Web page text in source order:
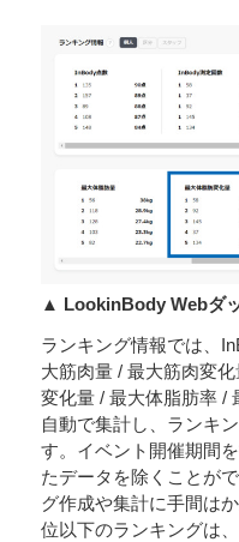
▲ LookinBody Webダ
ランキング情報では、
大筋肉量 / 最大筋肉変
変化量 / 最大体脂肪率 /
自動で集計し、ランキ
す。イベント開催期間
たデータを除くことが
グ作成や集計に手間は
位以下のランキングは